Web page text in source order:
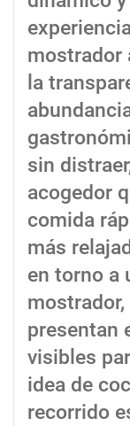
mostrador
la
sin
acogedor
comida
más
en torno a
presentan
visibles
idea de
recorrido